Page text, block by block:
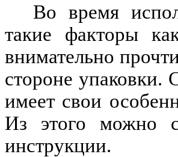
Во время
такие факторы
внимательно
стороне упаковки.
имеет свои
Из этого можно
инструкции.